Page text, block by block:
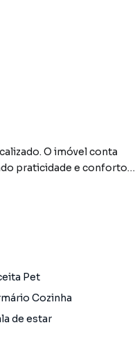
O imóvel conta
praticidade e conforto
estratégica,
comércios variados e
Pet
Cozinha
de estar